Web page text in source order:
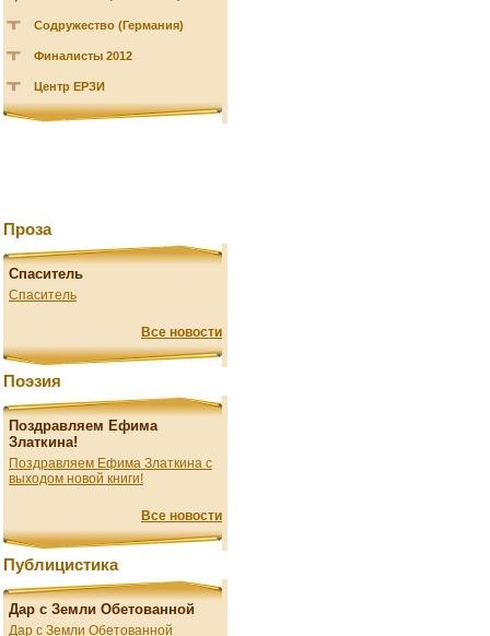
Содружество (Германия)
Финалисты 2012
Центр ЕРЗИ
Проза
Спаситель
Спаситель
Все новости
Поэзия
Поздравляем Ефима
Златкина!
Поздравляем Ефима Златкина с
выходом новой книги!
Все новости
Публицистика
Дар с Земли Обетованной
Дар с Земли Обетованной